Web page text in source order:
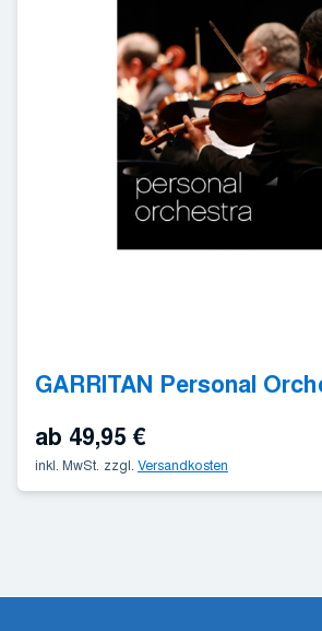
GARRITAN Personal
ab 49,95 €
inkl. MwSt. zzgl. Versandkosten